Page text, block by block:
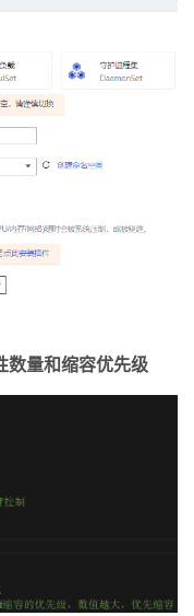
量和缩容优先级